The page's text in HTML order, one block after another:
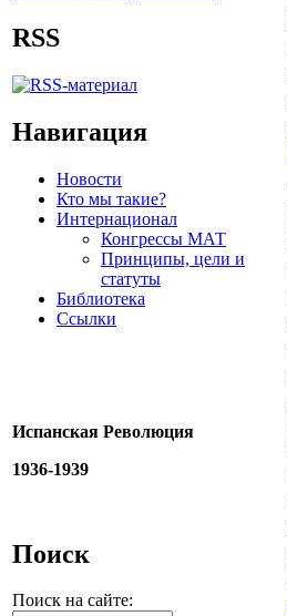
RSS
Навигация
Новости
Кто мы такие?
Интернационал
Конгрессы МАТ
Принципы, цели и
статуты
Библиотека
Ссылки
Испанская Революция
1936-1939
Поиск
Поиск на сайте: